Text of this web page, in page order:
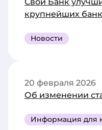
крупнейших
Новости
Об изменении
20 февраля 2026
Информация для